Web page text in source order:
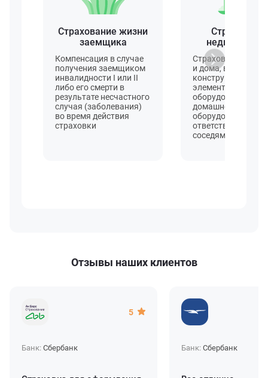
Страхование жизни
заемщика
Компенсация в случае
получения заемщиком
инвалидности I или II
либо его смерти в
результате несчастного
случая (заболевания)
во время действия
страховки
Страхование
и дома, включая
конструктивные
элементы, отделку,
оборудование,
домашнее
оборудование и
ответственность
соседями
Отзывы наших клиентов
5
Банк: Сбербанк Банк: Сбербанк